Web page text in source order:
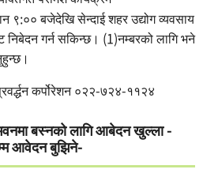
९:०० बजेदेखि सेन्दाई शहर उद्योग व्यवसाय
निबेदन गर्न सकिन्छ। (1)नम्बरको लागि भने
कर्पोरेशन ०२२-७२४-११२४
बस्नको लागि आबेदन खुल्ला -
आवेदन बुझिने-